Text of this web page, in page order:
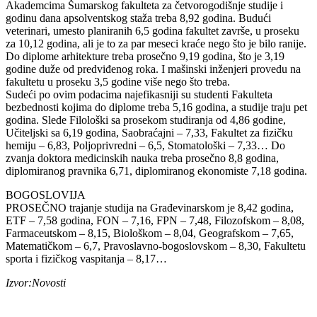
Akademcima Šumarskog fakulteta za četvorogodišnje studije i
godinu dana apsolventskog staža treba 8,92 godina. Budući
veterinari, umesto planiranih 6,5 godina fakultet završe, u proseku
za 10,12 godina, ali je to za par meseci kraće nego što je bilo ranije.
Do diplome arhitekture treba prosečno 9,19 godina, što je 3,19
godine duže od predviđenog roka. I mašinski inženjeri provedu na
fakultetu u proseku 3,5 godine više nego što treba.
Sudeći po ovim podacima najefikasniji su studenti Fakulteta
bezbednosti kojima do diplome treba 5,16 godina, a studije traju pet
godina. Slede Filološki sa prosekom studiranja od 4,86 godine,
Učiteljski sa 6,19 godina, Saobraćajni – 7,33, Fakultet za fizičku
hemiju – 6,83, Poljoprivredni – 6,5, Stomatološki – 7,33… Do
zvanja doktora medicinskih nauka treba prosečno 8,8 godina,
diplomiranog pravnika 6,71, diplomiranog ekonomiste 7,18 godina.
BOGOSLOVIJA
PROSEČNO trajanje studija na Građevinarskom je 8,42 godina,
ETF – 7,58 godina, FON – 7,16, FPN – 7,48, Filozofskom – 8,08,
Farmaceutskom – 8,15, Biološkom – 8,04, Geografskom – 7,65,
Matematičkom – 6,7, Pravoslavno-bogoslovskom – 8,30, Fakultetu
sporta i fizičkog vaspitanja – 8,17…
Izvor:Novosti